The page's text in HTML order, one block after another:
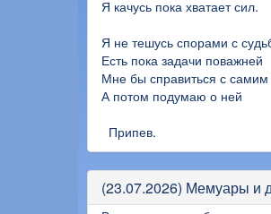
Я качусь пока хватает сил.
Я не тешусь спорами с
Есть пока задачи поважней
Мне бы справиться с
А потом подумаю о ней
Припев.
(23.07.2026) Мемуары и